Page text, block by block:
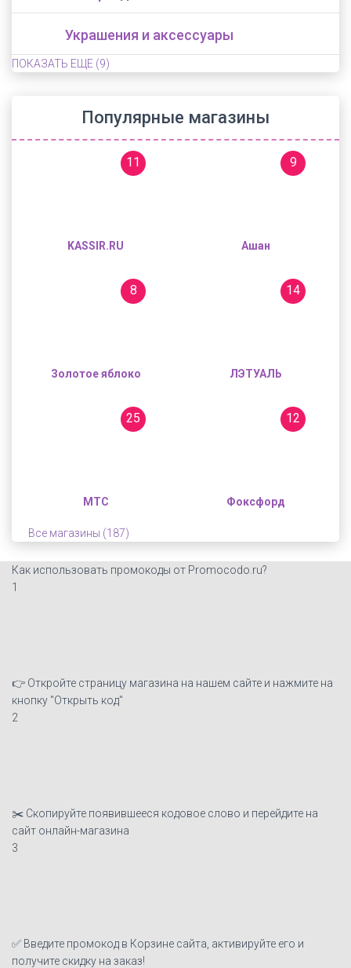
Украшения и аксессуары
ПОКАЗАТЬ ЕЩЕ (9)
Популярные магазины
KASSIR.RU
11
Ашан
9
Золотое яблоко
8
ЛЭТУАЛЬ
14
МТС
25
Фоксфорд
12
Все магазины (187)
Как использовать промокоды от Promocodo.ru?
1
👉 Откройте страницу магазина на нашем сайте и нажмите на
кнопку "Открыть код"
2
✂️ Скопируйте появившееся кодовое слово и перейдите на
сайт онлайн-магазина
3
✅ Введите промокод в Корзине сайта, активируйте его и
получите скидку на заказ!